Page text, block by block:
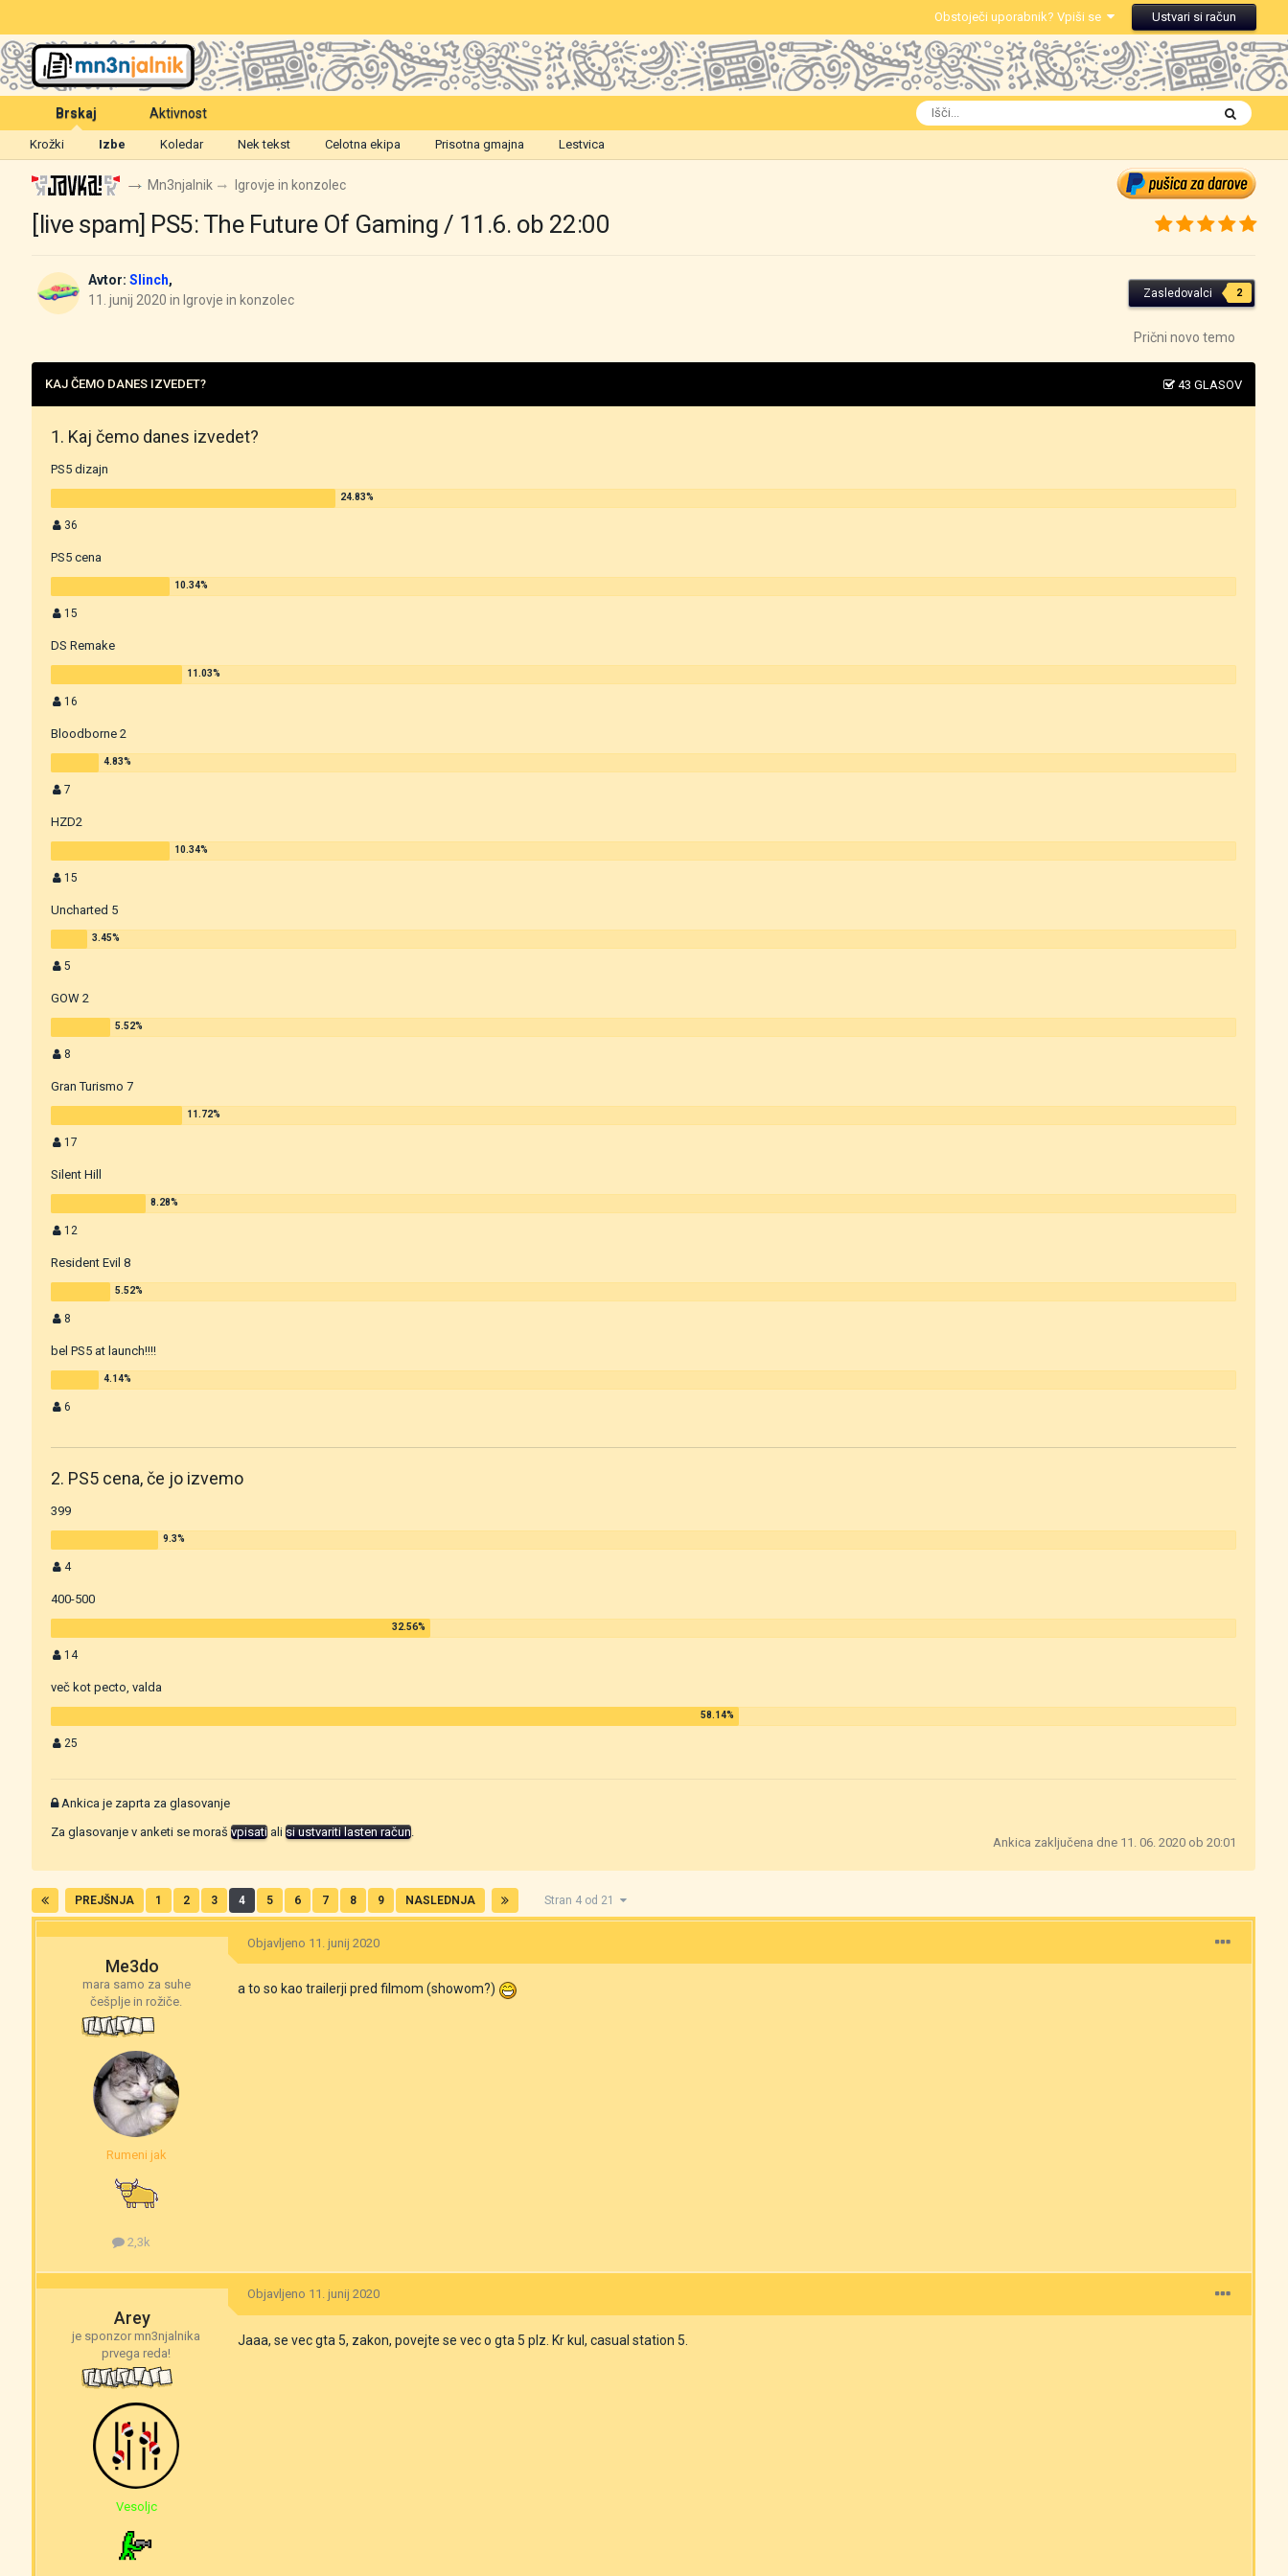
Obstoječi uporabnik? Vpiši se Ustvari si račun
Brskaj
Krožki Izbe Koledar Nek tekst Celotna ekipa Prisotna gmajna Lestvica
Aktivnost
Mn3njalnik Igrovje in konzolec
[live spam] PS5: The Future Of Gaming / 11.6. ob 22:00
Avtor:Slinch,
11. junij 2020 in Igrovje in konzolec Zasledovalci 2
Prični novo temo
KAJ ČEMO DANES IZVEDET? 43 GLASOV
1. Kaj čemo danes izvedet?
PS5 dizajn
36
PS5 cena
15
DS Remake
16
Bloodborne 2
7
HZD2
15
Uncharted 5
5
GOW 2
8
Gran Turismo 7
17
Silent Hill
12
Resident Evil 8
8
bel PS5 at launch!!!!
6
2. PS5 cena, če jo izvemo
399
4
400-500
14
več kot pecto, valda
25
Ankica je zaprta za glasovanje
Za glasovanje v anketi se morašvpisati alisi ustvariti lasten račun.
Ankica zaključena dne 11. 06. 2020 ob 20:01
PREJŠNJA 1 2 3 4 5 6 7 8 9 NASLEDNJA Stran 4 od 21
Me3do
mara samo za suhe
češplje in rožiče.
Rumeni jak
2,3k
Objavljeno 11. junij 2020
a to so kao trailerji pred filmom (showom?)
Arey
je sponzor mn3njalnika
prvega reda!
Vesoljc
Objavljeno 11. junij 2020
Jaaa, se vec gta 5, zakon, povejte se vec o gta 5 plz. Kr kul, casual station 5.